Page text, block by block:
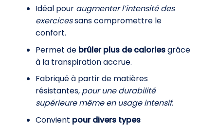
Idéal pour augmenter l’intensité des
exercicessans compromettre le
confort.
Permet de brûler plus de caloriesgrâce
à la transpiration accrue.
Fabriqué à partir de matières
résistantes, pour une durabilité
supérieure même en usage intensif.
Convient pour divers types